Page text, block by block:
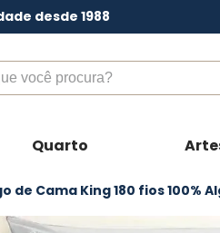
desde 1988
procura?
Quarto
de Cama King 180 fios 100%